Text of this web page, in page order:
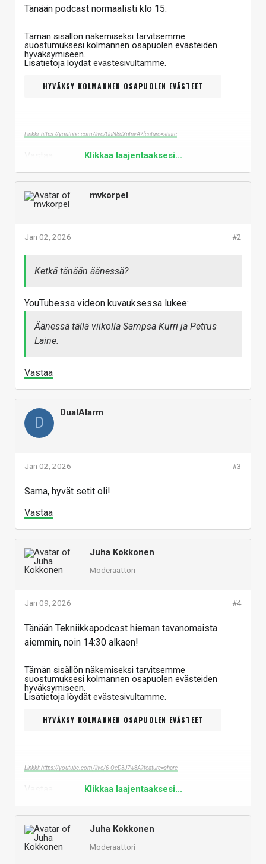
Tänään podcast normaalisti klo 15:
Tämän sisällön näkemiseksi tarvitsemme
suostumuksesi kolmannen osapuolen evästeiden
hyväksymiseen.
Lisätietoja löydät evästesivultamme
HYVÄKSY KOLMANNEN OSAPUOLEN EVÄSTEET
Linkki: https://youtube.com/live/UaN8dXpInvA?feature=share
Klikkaa laajentaaksesi...
mvkorpel
#2
Jan 02, 2026
Ketkä tänään äänessä?
YouTubessa videon kuvauksessa lukee:
Äänessä tällä viikolla Sampsa Kurri ja Petrus
Laine.
Vastaa
D
DualAlarm
#3
Jan 02, 2026
Sama, hyvät setit oli!
Vastaa
Juha Kokkonen
Moderaattori
#4
Jan 09, 2026
Tänään Tekniikkapodcast hieman tavanomaista
aiemmin, noin 14:30 alkaen!
Tämän sisällön näkemiseksi tarvitsemme
suostumuksesi kolmannen osapuolen evästeiden
hyväksymiseen.
Lisätietoja löydät evästesivultamme
HYVÄKSY KOLMANNEN OSAPUOLEN EVÄSTEET
Linkki: https://youtube.com/live/6-OcD3J7w8A?feature=share
Klikkaa laajentaaksesi...
Juha Kokkonen
Moderaattori